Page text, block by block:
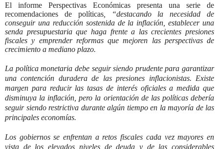
El informe Perspectivas Económicas presenta una serie de
recomendaciones de políticas, “destacando la necesidad de
conseguir una reducción sostenida de la inflación, establecer una
senda presupuestaria que haga frente a las crecientes presiones
fiscales y emprender reformas que mejoren las perspectivas de
crecimiento a mediano plazo.
La política monetaria debe seguir siendo prudente para garantizar
una contención duradera de las presiones inflacionistas. Existe
margen para reducir las tasas de interés oficiales a medida que
disminuya la inflación, pero la orientación de las políticas debería
seguir siendo restrictiva durante algún tiempo en la mayoría de las
principales economías.
Los gobiernos se enfrentan a retos fiscales cada vez mayores en
vista de los elevados niveles de deuda y de las considerables